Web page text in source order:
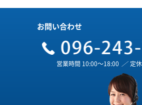
お問い合わせ
営業時間 10:00～18:00 ／ 定